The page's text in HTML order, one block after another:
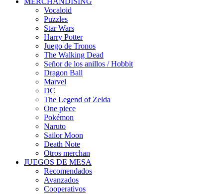
Vocaloid
Puzzles
Star Wars
Harry Potter
Juego de Tronos
The Walking Dead
Señor de los anillos / Hobbit
Dragon Ball
Marvel
DC
The Legend of Zelda
One piece
Pokémon
Naruto
Sailor Moon
Death Note
Otros merchan
JUEGOS DE MESA
Recomendados
Avanzados
Cooperativos